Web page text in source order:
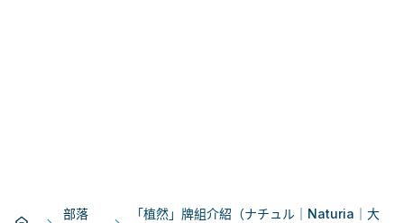
部落
「植然」牌組介紹（ナチュル｜Naturia｜大